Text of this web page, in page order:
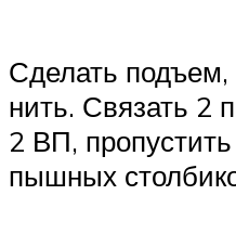
Сделать
нить. Связать 2
2 ВП,
пышных